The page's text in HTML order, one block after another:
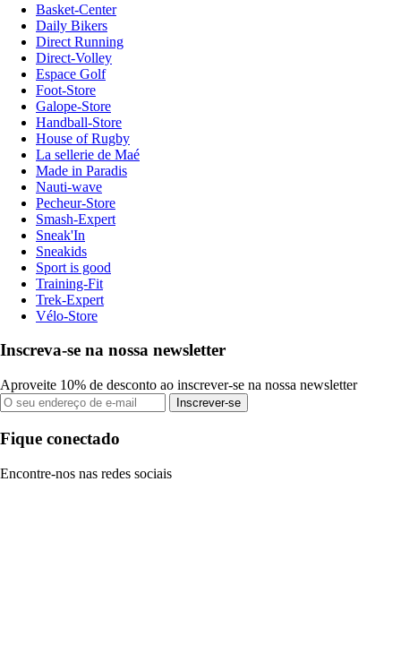
Basket-Center
Daily Bikers
Direct Running
Direct-Volley
Espace Golf
Foot-Store
Galope-Store
Handball-Store
House of Rugby
La sellerie de Maé
Made in Paradis
Nauti-wave
Pecheur-Store
Smash-Expert
Sneak'In
Sneakids
Sport is good
Training-Fit
Trek-Expert
Vélo-Store
Inscreva-se na nossa newsletter
Aproveite 10% de desconto ao inscrever-se na nossa newsletter
Inscrever-se
Fique conectado
Encontre-nos nas redes sociais